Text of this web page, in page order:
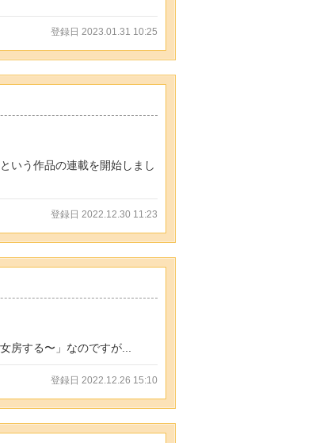
登録日 2023.01.31 10:25
いう作品の連載を開始しまし
登録日 2022.12.30 11:23
房する〜」なのですが...
登録日 2022.12.26 15:10